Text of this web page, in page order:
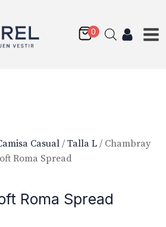
Casual/ Talla L / Chambray
Roma Spread
Roma Spread